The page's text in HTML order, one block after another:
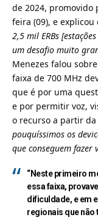
de 2024, promovido
feira (09), e explicou
2,5 mil ERBs
um desafio muito
Menezes falou
faixa de 700 MHz
que é por uma
e por permitir voz,
o recurso a partir da
pouquíssimos os
que conseguem fazer
“Neste primeiro
essa faixa,
dificuldade, e em
regionais que não